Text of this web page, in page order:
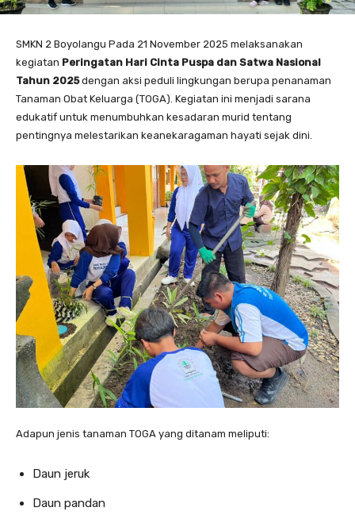
SMKN 2 Boyolangu Pada 21 November 2025 melaksanakan
kegiatan Peringatan Hari Cinta Puspa dan Satwa Nasional
Tahun 2025dengan aksi peduli lingkungan berupa penanaman
Tanaman Obat Keluarga (TOGA). Kegiatan ini menjadi sarana
edukatif untuk menumbuhkan kesadaran murid tentang
pentingnya melestarikan keanekaragaman hayati sejak dini.
Adapun jenis tanaman TOGA yang ditanam meliputi:
Daun jeruk
Daun pandan